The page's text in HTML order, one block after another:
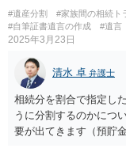
#遺産分割 #家族間の相続ト
#自筆証書遺言の作成
#遺言
2025年3月23日
清水 卓 弁護士
相続分を割合で指定し
うに分割するのかにつ
要が出てきます（預貯